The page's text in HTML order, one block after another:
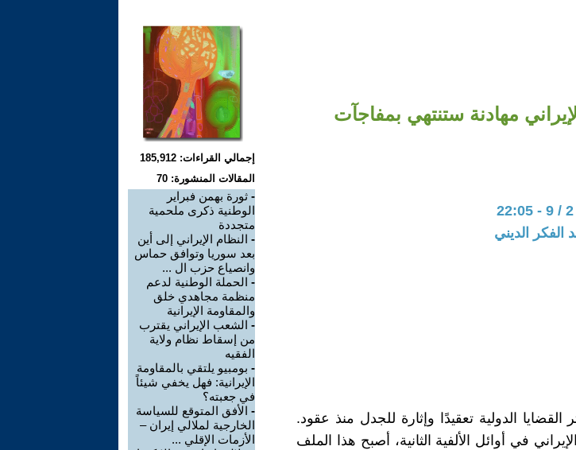
مهادنة ستنتهي بمفاجآت
الفكر الديني
القضايا الدولية تعقيدًا وإثارة للجدل منذ عقود.
في أوائل الألفية الثانية، أصبح هذا الملف
إجمالي القراءات: 185,912
المقالات المنشورة: 70
- ثورة بهمن فبراير
الوطنية ذكرى ملحمية
متجددة
- النظام الإيراني إلى أين
بعد سوريا وتوافق حماس
وانصياع حزب ال ...
- الحملة الوطنية لدعم
منظمة مجاهدي خلق
والمقاومة الإيرانية
- الشعب الإيراني يقترب
من إسقاط نظام ولاية
الفقيه
- بومبيو يلتقي بالمقاومة
الإيرانية: فهل يخفي شيئاً
في جعبته؟
- الأفق المتوقع للسياسة
الخارجية لملالي إيران –
الأزمات الإقلي ...